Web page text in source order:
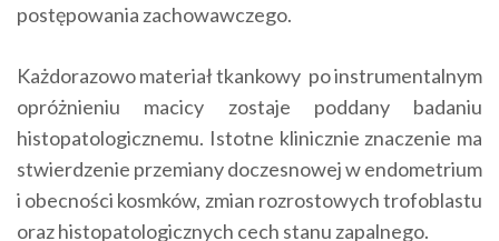
postępowania zachowawczego.
Każdorazowo materiał tkankowy po instrumentalnym
opróżnieniu macicy zostaje poddany badaniu
histopatologicznemu. Istotne klinicznie znaczenie ma
stwierdzenie przemiany doczesnowej w endometrium
i obecności kosmków, zmian rozrostowych trofoblastu
oraz histopatologicznych cech stanu zapalnego.